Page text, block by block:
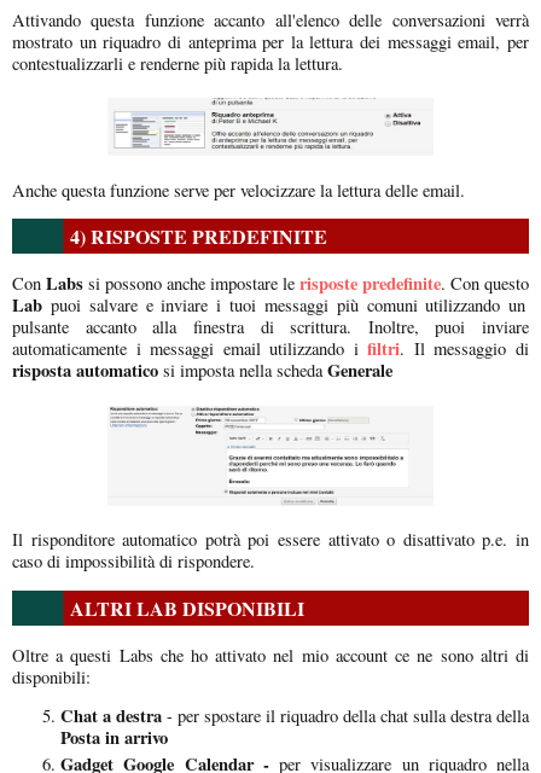
Attivando questa funzione accanto all'elenco delle conversazioni verrà
mostrato un riquadro di anteprima per la lettura dei messaggi email, per
contestualizzarli e renderne più rapida la lettura.
Anche questa funzione serve per velocizzare la lettura delle email.
4) RISPOSTE PREDEFINITE
Con Labs si possono anche impostare le risposte predefinite. Con questo
Lab puoi salvare e inviare i tuoi messaggi più comuni utilizzando un
pulsante accanto alla finestra di scrittura. Inoltre, puoi inviare
automaticamente i messaggi email utilizzando ifiltri. Il messaggio di
risposta automatico si imposta nella schedaGenerale
Il risponditore automatico potrà poi essere attivato o disattivato p.e. in
caso di impossibilità di rispondere.
ALTRI LAB DISPONIBILI
Oltre a questi Labs che ho attivato nel mio account ce ne sono altri di
disponibili:
Chat a destra - per spostare il riquadro della chat sulla destra della
Posta in arrivo
Gadget Google Calendar -per visualizzare un riquadro nella